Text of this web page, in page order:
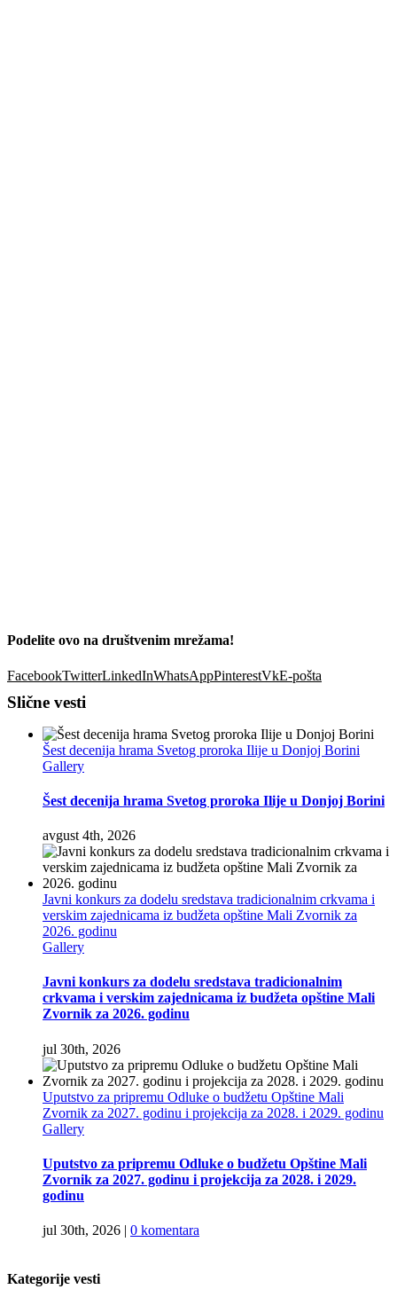
Podelite ovo na društvenim mrežama!
FacebookTwitterLinkedInWhatsAppPinterestVkE-pošta
Slične vesti
Šest decenija hrama Svetog proroka Ilije u Donjoj Borini
Gallery
Šest decenija hrama Svetog proroka Ilije u Donjoj Borini
avgust 4th, 2026
Javni konkurs za dodelu sredstava tradicionalnim crkvama i
verskim zajednicama iz budžeta opštine Mali Zvornik za
2026. godinu
Gallery
Javni konkurs za dodelu sredstava tradicionalnim
crkvama i verskim zajednicama iz budžeta opštine Mali
Zvornik za 2026. godinu
jul 30th, 2026
Uputstvo za pripremu Odluke o budžetu Opštine Mali
Zvornik za 2027. godinu i projekcija za 2028. i 2029. godinu
Gallery
Uputstvo za pripremu Odluke o budžetu Opštine Mali
Zvornik za 2027. godinu i projekcija za 2028. i 2029.
godinu
jul 30th, 2026 | 0 komentara
Kategorije vesti